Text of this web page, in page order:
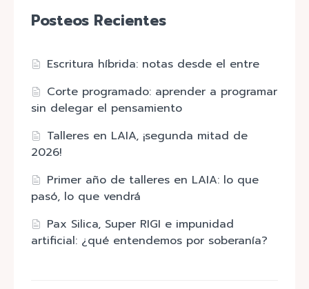
Posteos Recientes
Escritura híbrida: notas desde el entre
Corte programado: aprender a programar
sin delegar el pensamiento
Talleres en LAIA, ¡segunda mitad de
2026!
Primer año de talleres en LAIA: lo que
pasó, lo que vendrá
Pax Silica, Super RIGI e impunidad
artificial: ¿qué entendemos por soberanía?